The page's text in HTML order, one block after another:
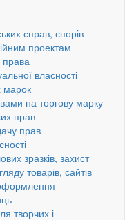
справ, спорів
проектам
права
власності
марок
на торгову марку
прав
прав
зразків, захист
товарів, сайтів
творчих і